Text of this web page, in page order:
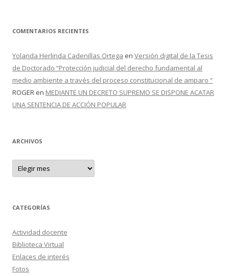
COMENTARIOS RECIENTES
Yolanda Herlinda Cadenillas Ortega en Versión digital de la Tesis
de Doctorado “Protección judicial del derecho fundamental al
medio ambiente a través del proceso constitucional de amparo “
ROGER en MEDIANTE UN DECRETO SUPREMO SE DISPONE ACATAR
UNA SENTENCIA DE ACCIÓN POPULAR
ARCHIVOS
A
c
o
CATEGORÍAS
Actividad docente
Biblioteca Virtual
Enlaces de interés
Fotos